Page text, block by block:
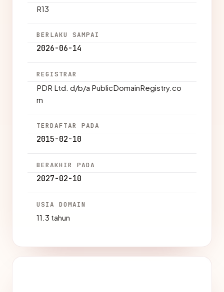
R13
BERLAKU SAMPAI
2026-06-14
REGISTRAR
PDR Ltd. d/b/a PublicDomainRegistry.co
m
TERDAFTAR PADA
2015-02-10
BERAKHIR PADA
2027-02-10
USIA DOMAIN
11.3 tahun